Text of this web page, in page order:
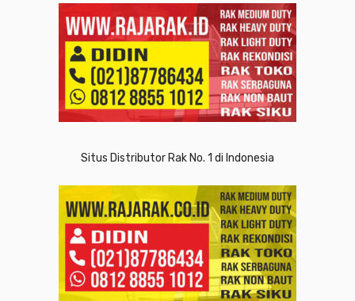
Situs Distributor Rak No. 1 di Indonesia